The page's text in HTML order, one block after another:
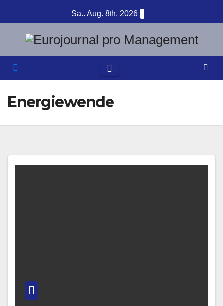
Inhalt
springen
Sa.. Aug. 8th, 2026
Energiewende